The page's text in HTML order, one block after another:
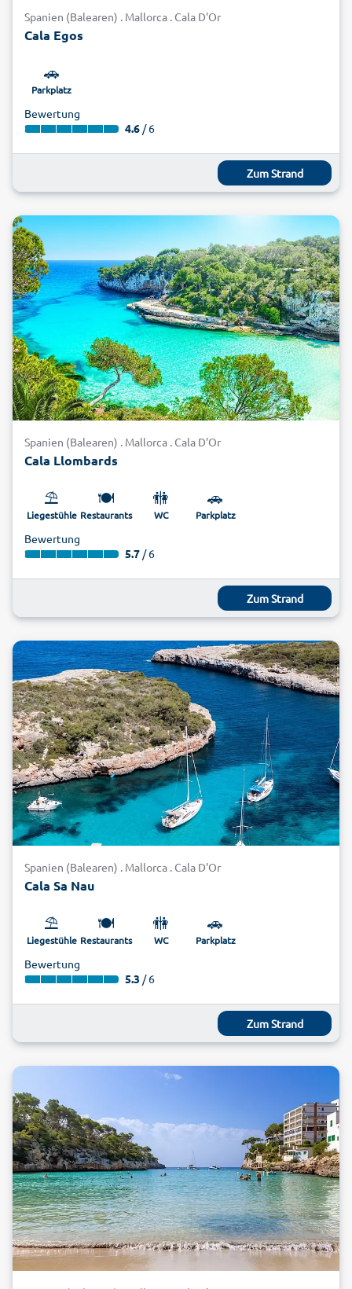
Spanien (Balearen) . Mallorca . Cala D'Or
Cala Egos
🚗
Parkplatz
Bewertung
4.6 / 6
Zum Strand
Spanien (Balearen) . Mallorca . Cala D'Or
Cala Llombards
⛱️
Liegestühle
🍽️
Restaurants
🚻
WC
🚗
Parkplatz
Bewertung
5.7 / 6
Zum Strand
Spanien (Balearen) . Mallorca . Cala D'Or
Cala Sa Nau
⛱️
Liegestühle
🍽️
Restaurants
🚻
WC
🚗
Parkplatz
Bewertung
5.3 / 6
Zum Strand